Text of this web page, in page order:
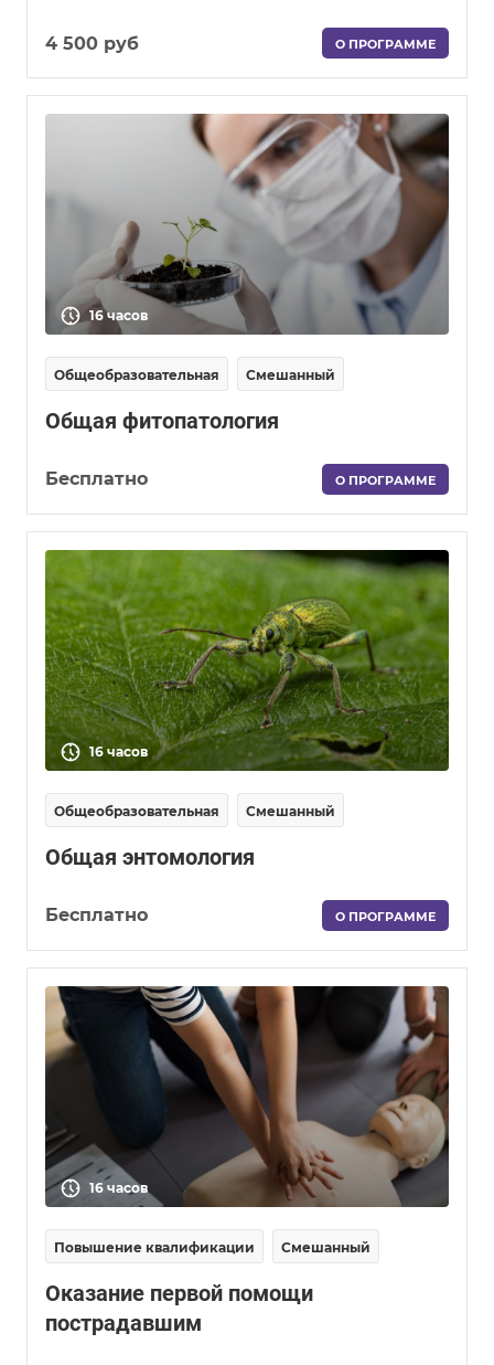
4 500 руб О ПРОГРАММЕ
16 часов
Общеобразовательная Смешанный
Общая фитопатология
Бесплатно О ПРОГРАММЕ
16 часов
Общеобразовательная Смешанный
Общая энтомология
Бесплатно О ПРОГРАММЕ
16 часов
Повышение квалификации Смешанный
Оказание первой помощи
пострадавшим